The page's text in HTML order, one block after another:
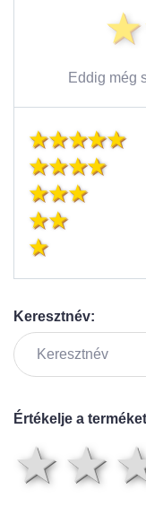
Eddig még
Keresztnév:
Értékelje a
1